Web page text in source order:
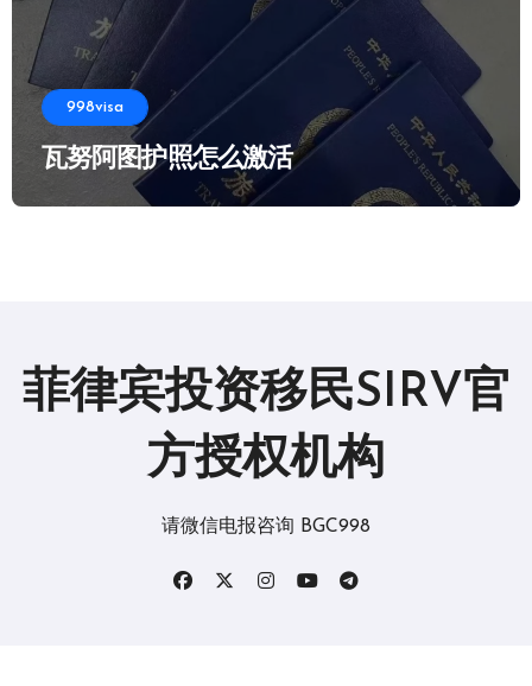
998visa
瓦努阿图护照怎么激活
菲律宾投资移民SIRV官
方授权机构
请微信电报咨询 BGC998